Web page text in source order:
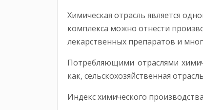
Химическая отрасль является
комплекса можно отнести
лекарственных препаратов и
Потребляющими отраслями
как, сельскохозяйственная
Индекс химического